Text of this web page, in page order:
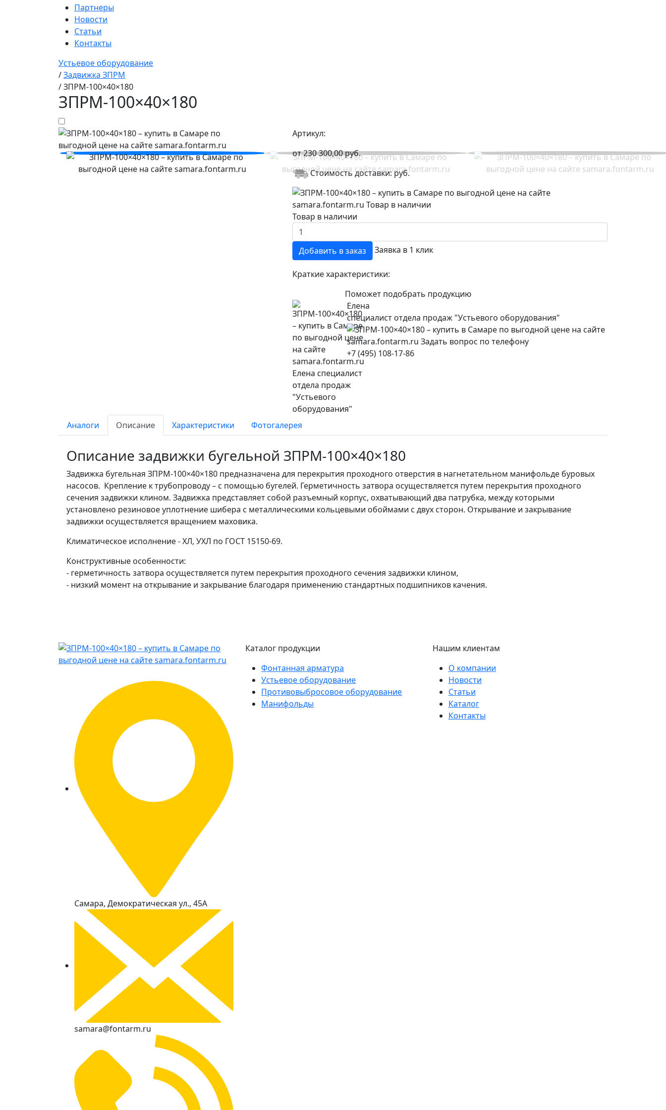
Партнеры
Новости
Статьи
Контакты
Устьевое оборудование
/Задвижка ЗПРМ
/ЗПРМ-100×40×180
ЗПРМ-100×40×180
Артикул:
от230 300,00руб.
Стоимость доставки:руб.
Товар в наличии
Добавить в заказ Заявка в 1 клик
Краткие характеристики:
Поможет подобрать продукцию
Елена
специалист отдела продаж "Устьевого оборудования"
+7 (495) 108-17-86
Аналоги Описание Характеристики Фотогалерея
Описание задвижки бугельной ЗПРМ-100×40×180
Задвижка бугельная ЗПРМ-100×40×180 предназначена для перекрытия проходного отверстия в нагнетательном манифольде буровых
насосов. Крепление к трубопроводу – с помощью бугелей. Герметичность затвора осуществляется путем перекрытия проходного
сечения задвижки клином. Задвижка представляет собой разъемный корпус, охватывающий два патрубка, между которыми
установлено резиновое уплотнение шибера с металлическими кольцевыми обоймами с двух сторон. Открывание и закрывание
задвижки осуществляется вращением маховика.
Климатическое исполнение - ХЛ, УХЛ по ГОСТ 15150-69.
Конструктивные особенности:
- герметичность затвора осуществляется путем перекрытия проходного сечения задвижки клином,
- низкий момент на открывание и закрывание благодаря применению стандартных подшипников качения.
Самара, Демократическая ул., 45А
samara@fontarm.ru
Каталог продукции
Фонтанная арматура
Устьевое оборудование
Противовыбросовое оборудование
Манифольды
Нашим клиентам
О компании
Новости
Статьи
Каталог
Контакты